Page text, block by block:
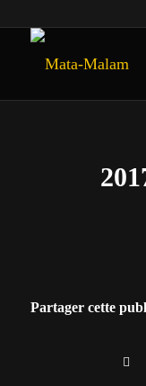
Partager cette